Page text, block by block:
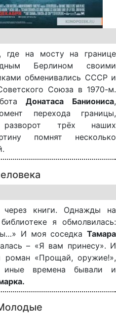
где на мосту на границе
Берлином своими
обменивались СССР и
Союза в 1970-м.
Донатаса Баниониса,
перехода границы,
трёх наших
помнят несколько
книги. Однажды на
я обмолвилась:
И моя соседка Тамара
– «Я вам принесу». И
роман «Прощай, оружие!»,
времена бывали и